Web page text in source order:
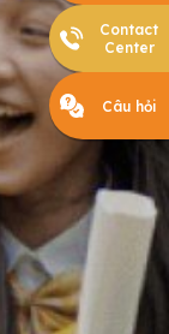
Contact
Center
Câu hỏi